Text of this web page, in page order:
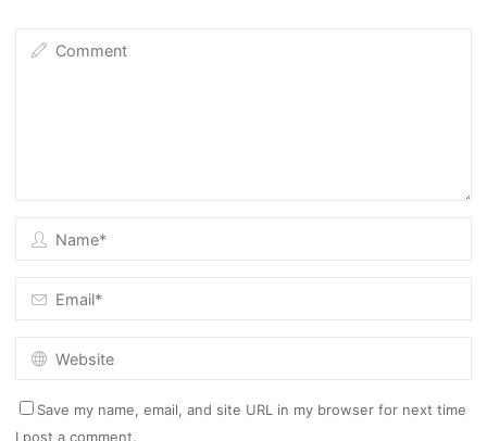
Save my name, email, and site URL in my browser for next time
I post a comment.